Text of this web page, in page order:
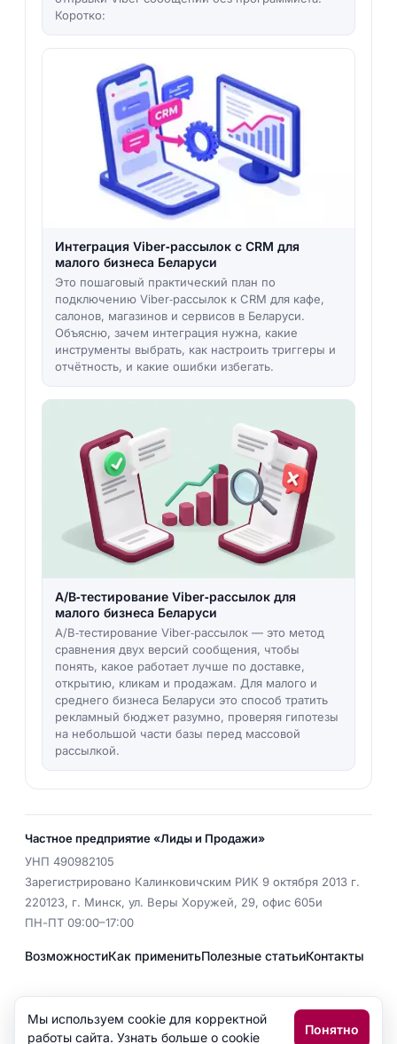
Коротко:
Интеграция Viber‑рассылок с CRM для
малого бизнеса Беларуси
Это пошаговый практический план по
подключению Viber‑рассылок к CRM для кафе,
салонов, магазинов и сервисов в Беларуси.
Объясню, зачем интеграция нужна, какие
инструменты выбрать, как настроить триггеры и
отчётность, и какие ошибки избегать.
A/B‑тестирование Viber‑рассылок для
малого бизнеса Беларуси
A/B‑тестирование Viber‑рассылок — это метод
сравнения двух версий сообщения, чтобы
понять, какое работает лучше по доставке,
открытию, кликам и продажам. Для малого и
среднего бизнеса Беларуси это способ тратить
рекламный бюджет разумно, проверяя гипотезы
на небольшой части базы перед массовой
рассылкой.
Частное предприятие «Лиды и Продажи»
УНП 490982105
Зарегистрировано Калинковичским РИК 9 октября 2013 г.
220123, г. Минск, ул. Веры Хоружей, 29, офис 605и
ПН-ПТ 09:00–17:00
ВозможностиКак применитьПолезные статьиКонтакты
EMAIL
office@isms.by
Политика конфиденциальности
Мы используем cookie для корректной
работы сайта. Узнать больше о cookie
Понятно